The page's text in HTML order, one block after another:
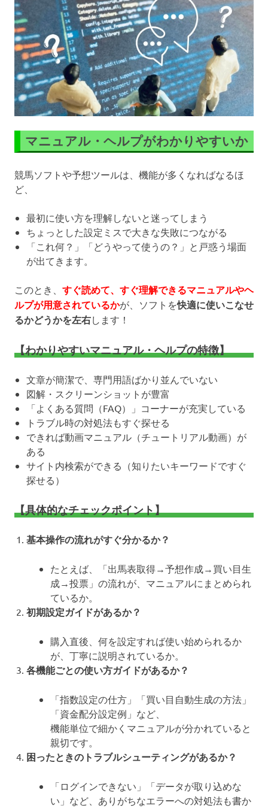
マニュアル・ヘルプがわかりやすいか
競馬ソフトや予想ツールは、機能が多くなればなるほ
ど、
最初に使い方を理解しないと迷ってしまう
ちょっとした設定ミスで大きな失敗につながる
「これ何？」「どうやって使うの？」と戸惑う場面
が出てきます。
このとき、 すぐ読めて、すぐ理解できるマニュアルやヘ
ルプが用意されているかが、ソフトを快適に使いこなせ
るかどうかを左右します！
【わかりやすいマニュアル・ヘルプの特徴】
文章が簡潔で、専門用語ばかり並んでいない
図解・スクリーンショットが豊富
「よくある質問（FAQ）」コーナーが充実している
トラブル時の対処法もすぐ探せる
できれば動画マニュアル（チュートリアル動画）が
ある
サイト内検索ができる（知りたいキーワードですぐ
探せる）
【具体的なチェックポイント】
基本操作の流れがすぐ分かるか？
たとえば、「出馬表取得→予想作成→買い目生
成→投票」の流れが、マニュアルにまとめられ
ているか。
初期設定ガイドがあるか？
購入直後、何を設定すれば使い始められるか
が、丁寧に説明されているか。
各機能ごとの使い方ガイドがあるか？
「指数設定の仕方」「買い目自動生成の方法」
「資金配分設定例」など、
機能単位で細かくマニュアルが分かれていると
親切です。
困ったときのトラブルシューティングがあるか？
「ログインできない」「データが取り込めな
い」など、ありがちなエラーへの対処法も書か